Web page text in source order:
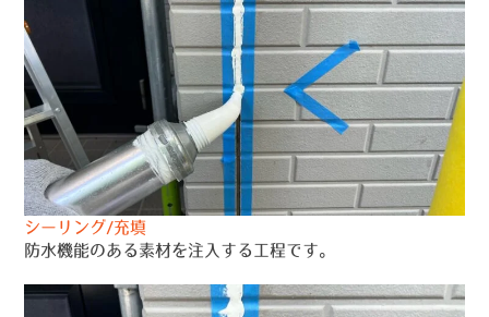
シーリング/充填
防水機能のある素材を注入する工程です。